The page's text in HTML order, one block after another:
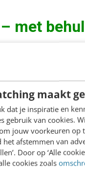
maakt
dat je inspiratie en
gebruik van cookies.
jouw voorkeuren op
afstemmen van
Door op ‘Alle
cookies zoals
met
is dat het veel
auteurs is dat je
leuker) te maken
slimme
ik
Je krijgt van